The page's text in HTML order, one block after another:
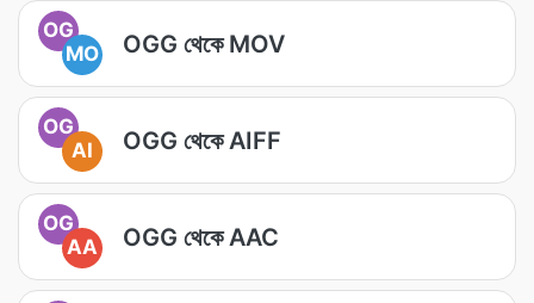
OG
MO
OGG থেকে MOV
OG
AI
OGG থেকে AIFF
OG
AA
OGG থেকে AAC